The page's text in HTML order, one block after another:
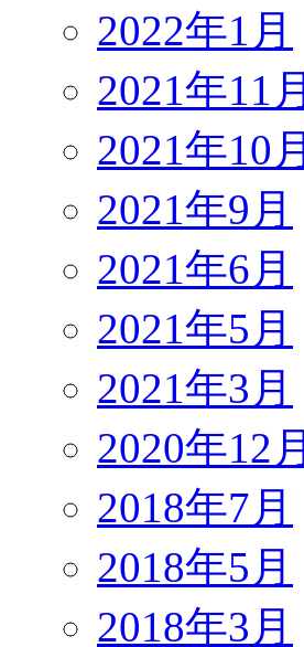
2022年1月
2021年11月
2021年10月
2021年9月
2021年6月
2021年5月
2021年3月
2020年12月
2018年7月
2018年5月
2018年3月